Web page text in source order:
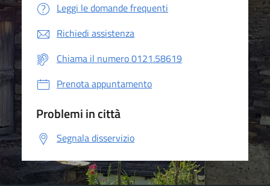
Leggi le domande frequenti
Richiedi assistenza
Chiama il numero 0121.58619
Prenota appuntamento
Problemi in città
Segnala disservizio